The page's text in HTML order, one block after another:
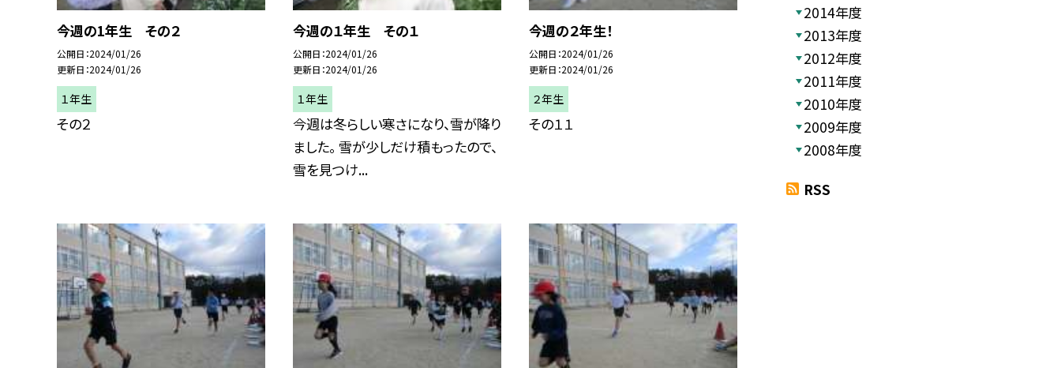
今週の1年生 その２
公開日 2024/01/26
更新日 2024/01/26
１年生
その２
今週の１年生 その１
公開日 2024/01/26
更新日 2024/01/26
１年生
今週は冬らしい寒さになり、雪が降り
ました。 雪が少しだけ積もったので、
雪を見つけ...
今週の２年生！
公開日 2024/01/26
更新日 2024/01/26
２年生
その１１
2014年度
2013年度
2012年度
2011年度
2010年度
2009年度
2008年度
RSS